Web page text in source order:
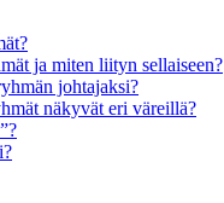
ja miten liityn sellaiseen?
johtajaksi?
näkyvät eri väreillä?